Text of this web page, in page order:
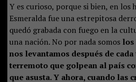
Y es curioso, porque si bien, en los
Esmeralda fue una estrepitosa
quedó grabada con fuego en la
una nación. No por nada somos los
nos levantamos después de
terremoto que golpean al país
que asusta. Y ahora, cuando las